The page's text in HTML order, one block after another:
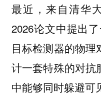
最近，来自清华
2026论文中提出
目标检测器的物
计一套特殊的对抗
中能够同时躲避可